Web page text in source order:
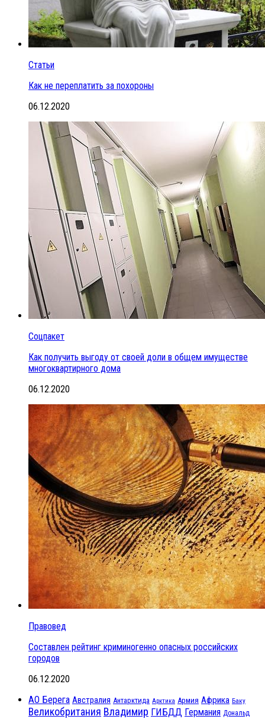
Статьи
Как не переплатить за похороны
06.12.2020
Соцпакет
Как получить выгоду от своей доли в общем имуществе
многоквартирного дома
06.12.2020
Правовед
Составлен рейтинг криминогенно опасных российских
городов
06.12.2020
АО Берега Австралия Антарктида Арктика Армия Африка Баку
Великобритания Владимир ГИБДД Германия Дональд